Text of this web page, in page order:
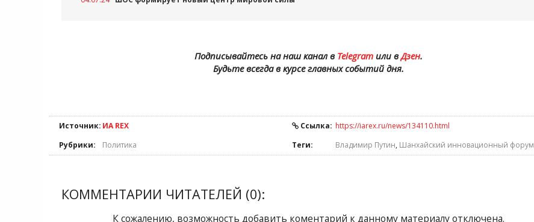
Подписывайтесь на наш канал в Telegramили вДзен.
Будьте всегда в курсе главных событий дня.
Источник: ИА REX Ссылка: https://iarex.ru/news/134110.html
Рубрики:
Политика Теги: Владимир Путин, Шанхайский инновационный форум
КОММЕНТАРИИ ЧИТАТЕЛЕЙ (0):
К сожалению, возможность добавить коментарий к данному материалу отключена.